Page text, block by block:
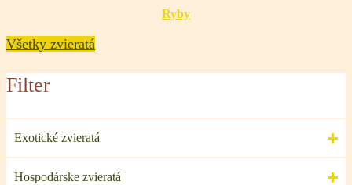
Ryby
Všetky zvieratá
Filter
Exotické zvieratá
Hospodárske zvieratá